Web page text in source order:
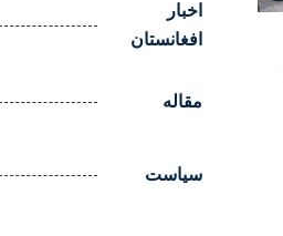
اخبار
افغانستان
مقاله
سیاست